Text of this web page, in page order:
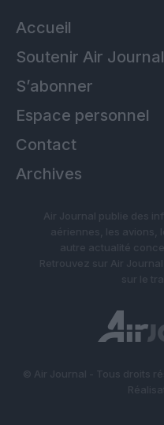
Accueil
Soutenir Air Journal
S’abonner
Espace personnel
Contact
Archives